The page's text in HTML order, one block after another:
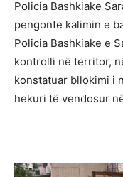
Policia Bashkiake
pengonte kalimin e
Policia Bashkiake e
kontrolli në territor,
konstatuar bllokimi i
hekuri të vendosur